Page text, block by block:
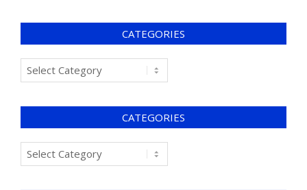
CATEGORIES
CATEGORIES